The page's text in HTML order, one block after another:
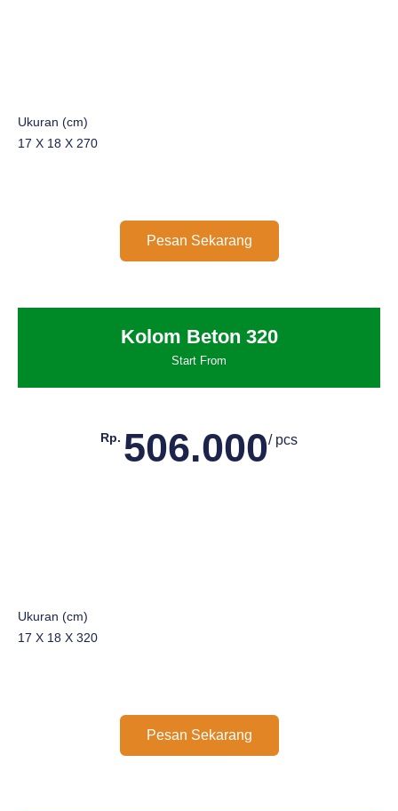
Ukuran (cm)
17 X 18 X 270
Pesan Sekarang
Kolom Beton 320
Start From
Rp. 506.000/ pcs
Ukuran (cm)
17 X 18 X 320
Pesan Sekarang